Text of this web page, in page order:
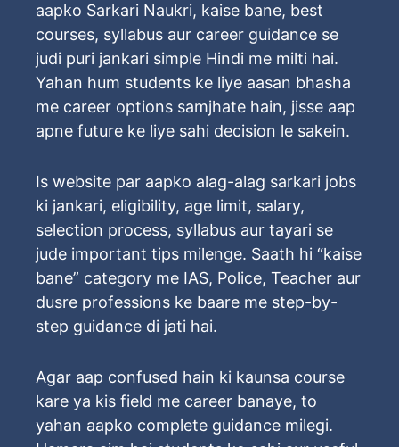
aapko Sarkari Naukri, kaise bane, best
courses, syllabus aur career guidance se
judi puri jankari simple Hindi me milti hai.
Yahan hum students ke liye aasan bhasha
me career options samjhate hain, jisse aap
apne future ke liye sahi decision le sakein.
Is website par aapko alag-alag sarkari jobs
ki jankari, eligibility, age limit, salary,
selection process, syllabus aur tayari se
jude important tips milenge. Saath hi “kaise
bane” category me IAS, Police, Teacher aur
dusre professions ke baare me step-by-
step guidance di jati hai.
Agar aap confused hain ki kaunsa course
kare ya kis field me career banaye, to
yahan aapko complete guidance milegi.